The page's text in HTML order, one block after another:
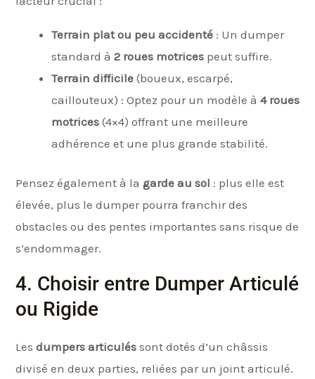
Terrain plat ou peu accidenté : Un dumper
standard à 2 roues motrices peut suffire.
Terrain difficile (boueux, escarpé,
caillouteux) : Optez pour un modèle à 4 roues
motrices (4×4) offrant une meilleure
adhérence et une plus grande stabilité.
Pensez également à la garde au sol : plus elle est
élevée, plus le dumper pourra franchir des
obstacles ou des pentes importantes sans risque de
s’endommager.
4. Choisir entre Dumper Articulé
ou Rigide
Les dumpers articulés sont dotés d’un châssis
divisé en deux parties, reliées par un joint articulé.